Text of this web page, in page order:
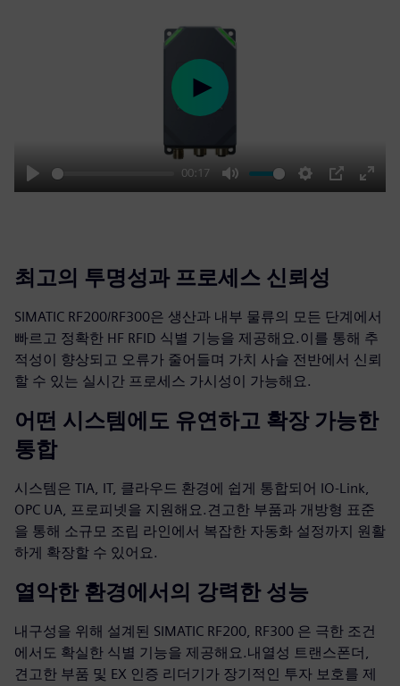
Play
00:17
Mute Settings
PIP
Enter
Play
최고의 투명성과 프로세스 신뢰성
SIMATIC RF200/RF300은 생산과 내부 물류의 모든 단계에서
빠르고 정확한 HF RFID 식별 기능을 제공해요.이를 통해 추
적성이 향상되고 오류가 줄어들며 가치 사슬 전반에서 신뢰
할 수 있는 실시간 프로세스 가시성이 가능해요.
어떤 시스템에도 유연하고 확장 가능한
통합
시스템은 TIA, IT, 클라우드 환경에 쉽게 통합되어 IO-Link,
OPC UA, 프로피넷을 지원해요.견고한 부품과 개방형 표준
을 통해 소규모 조립 라인에서 복잡한 자동화 설정까지 원활
하게 확장할 수 있어요.
열악한 환경에서의 강력한 성능
내구성을 위해 설계된 SIMATIC RF200, RF300 은 극한 조건
에서도 확실한 식별 기능을 제공해요.내열성 트랜스폰더,
견고한 부품 및 EX 인증 리더기가 장기적인 투자 보호를 제